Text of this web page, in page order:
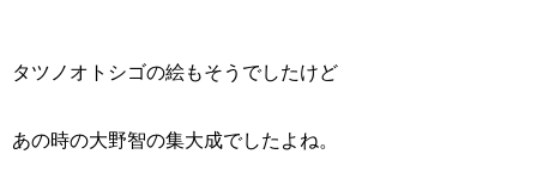
タツノオトシゴの絵もそうでしたけど
あの時の大野智の集大成でしたよね。